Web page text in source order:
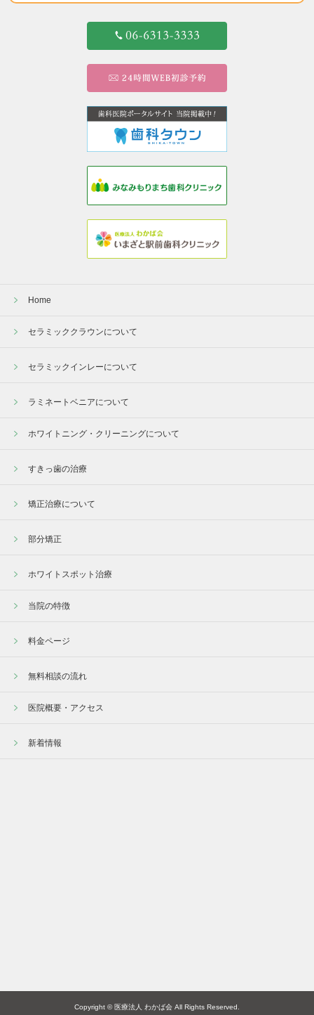
Home
セラミッククラウンについて
セラミックインレーについて
ラミネートベニアについて
ホワイトニング・クリーニングについて
すきっ歯の治療
矯正治療について
部分矯正
ホワイトスポット治療
当院の特徴
料金ページ
無料相談の流れ
医院概要・アクセス
新着情報
Copyright © 医療法人 わかば会 All Rights Reserved.